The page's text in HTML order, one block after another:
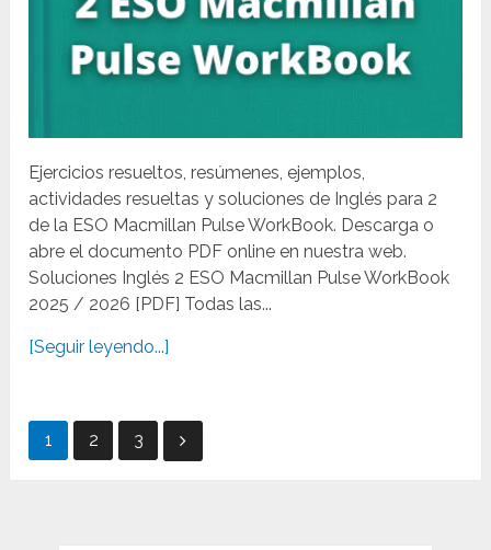
Ejercicios resueltos, resúmenes, ejemplos,
actividades resueltas y soluciones de Inglés para 2
de la ESO Macmillan Pulse WorkBook. Descarga o
abre el documento PDF online en nuestra web.
Soluciones Inglés 2 ESO Macmillan Pulse WorkBook
2025 / 2026 [PDF] Todas las...
[Seguir leyendo...]
Paginación
1 2 3